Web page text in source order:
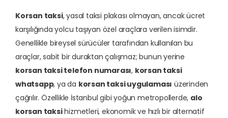
Korsan taksi, yasal taksi plakası olmayan, ancak ücret
karşılığında yolcu taşıyan özel araçlara verilen isimdir.
Genellikle bireysel sürücüler tarafından kullanılan bu
araçlar, sabit bir duraktan çalışmaz; bunun yerine
korsan taksi telefon numarası, korsan taksi
whatsapp, ya da korsan taksi uygulaması üzerinden
çağrılır. Özellikle İstanbul gibi yoğun metropollerde, alo
korsan taksihizmetleri, ekonomik ve hızlı bir alternatif